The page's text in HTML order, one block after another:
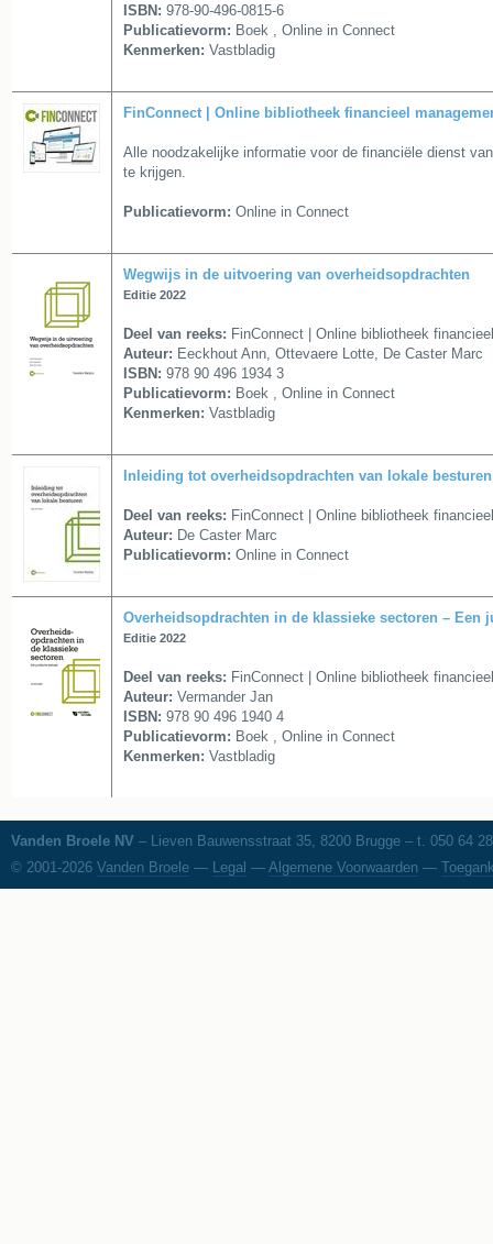
ISBN: 978-90-496-0815-6
Publicatievorm: Boek , Online in Connect
Kenmerken: Vastbladig
FinConnect | Online bibliotheek financieel
Alle noodzakelijke informatie voor de financiële dienst
te krijgen.
Publicatievorm: Online in Connect
Wegwijs in de uitvoering van overheidsopdrachten
Editie 2022
Deel van reeks: FinConnect | Online bibliotheek
Auteur: Eeckhout Ann, Ottevaere Lotte, De Caster Marc
ISBN: 978 90 496 1934 3
Publicatievorm: Boek , Online in Connect
Kenmerken: Vastbladig
Inleiding tot overheidsopdrachten van lokale besturen
Deel van reeks: FinConnect | Online bibliotheek
Auteur: De Caster Marc
Publicatievorm: Online in Connect
Overheidsopdrachten in de klassieke sectoren – Een
Editie 2022
Deel van reeks: FinConnect | Online bibliotheek
Auteur: Vermander Jan
ISBN: 978 90 496 1940 4
Publicatievorm: Boek , Online in Connect
Kenmerken: Vastbladig
Vanden Broele NV – Lieven Bauwensstraat 35, 8200 Brugge – t. 050 64
© 2001-2026 Vanden Broele — Legal — Algemene Voorwaarden —